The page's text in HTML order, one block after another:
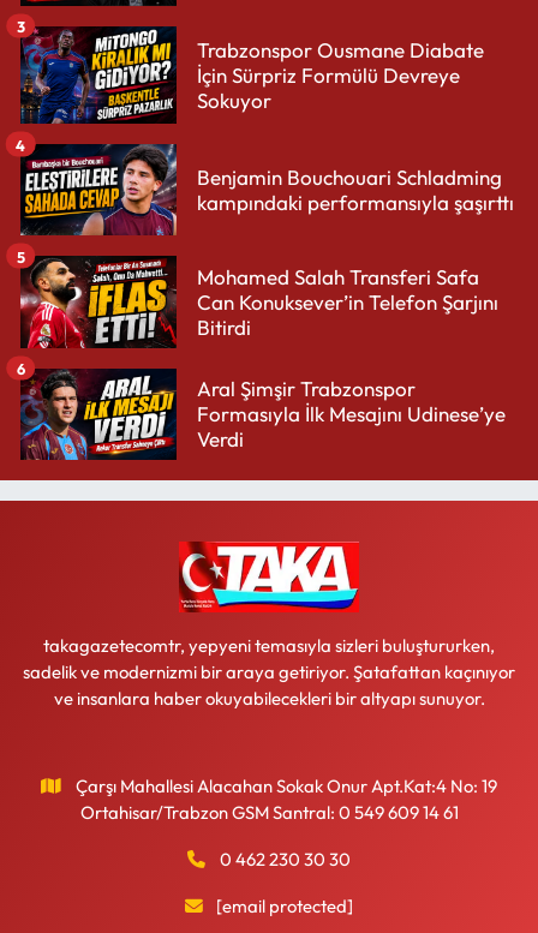
Trabzonspor Ousmane Diabate
İçin Sürpriz Formülü Devreye
Sokuyor
3
Benjamin Bouchouari Schladming
kampındaki performansıyla şaşırttı
4
Mohamed Salah Transferi Safa
Can Konuksever’in Telefon Şarjını
Bitirdi
5
Aral Şimşir Trabzonspor
Formasıyla İlk Mesajını Udinese’ye
Verdi
6
takagazetecomtr, yepyeni temasıyla sizleri buluştururken,
sadelik ve modernizmi bir araya getiriyor. Şatafattan kaçınıyor
ve insanlara haber okuyabilecekleri bir altyapı sunuyor.
Çarşı Mahallesi Alacahan Sokak Onur Apt.Kat:4 No: 19
Ortahisar/Trabzon GSM Santral: 0 549 609 14 61
0 462 230 30 30
[email protected]